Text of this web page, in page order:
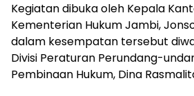
Kegiatan dibuka oleh Kepala
Kementerian Hukum Jambi,
dalam kesempatan tersebut
Divisi Peraturan Perundang-
Pembinaan Hukum, Dina